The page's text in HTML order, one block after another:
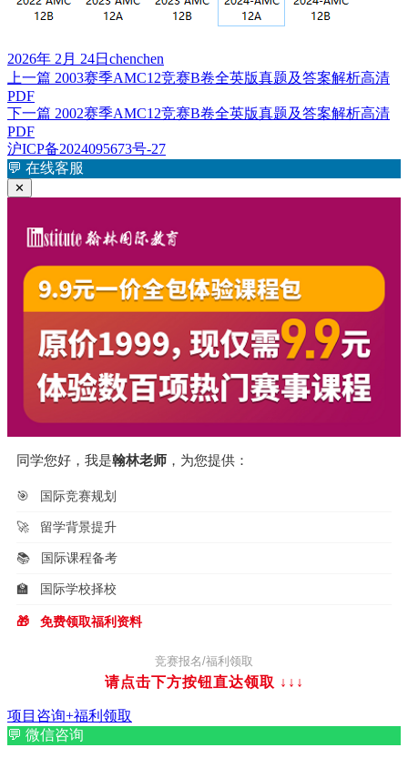
发
布
于
2026年 2月 24日 作
者
chenchen
文
章
导
航
上一篇 上
文
2003赛季AMC12竞赛B卷全英版真题及答案解析高清
PDF
下一篇 下
文
章：
2002赛季AMC12竞赛B卷全英版真题及答案解析高清
PDF
沪ICP备2024095673号-27
💬 在线客服
✕
同学您好，我是翰林老师 ，为您提供：
🎯 国际竞赛规划
🚀 留学背景提升
📚 国际课程备考
🏫 国际学校择校
🎁 免费领取福利资料
竞赛报名/福利领取
请点击下方按钮直达领取 ↓↓↓
项目咨询+福利领取
💬 微信咨询